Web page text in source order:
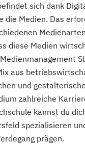
sich dank
die Medien. Das
diese Medien
aus
und
zahlreiche
kannst du
spezialisieren
prägen.